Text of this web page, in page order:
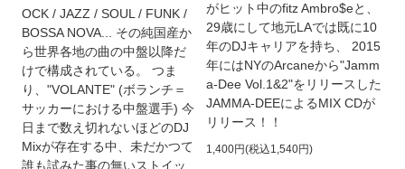
OCK / JAZZ / SOUL / FUNK /
BOSSA NOVA... その純国産か
ら世界各地の曲の中盤以降だ
けで構成されている。 つま
り、"VOLANTE" (ボランチ＝
サッカーにおける中盤選手) 今
日まで数え切れないほどのDJ
Mixが存在する中、未だかつて
誰も試みた事の無いストイッ
がヒット中のfitz Ambro$eと、
29歳にして地元LAでは既に10
年のDJキャリアを持ち、 2015
年にはNYのArcaneから"Jamm
a-Dee Vol.1&2"をリリースした
JAMMA-DEEによるMIX CDが
リリース！！
1,400円(税込1,540円)